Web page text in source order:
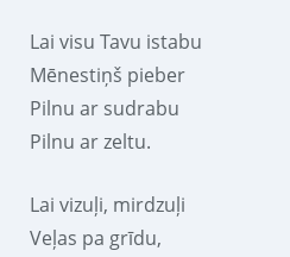
Lai visu Tavu istabu
Mēnestiņš pieber
Pilnu ar sudrabu
Pilnu ar zeltu.
Lai vizuļi, mirdzuļi
Veļas pa grīdu,